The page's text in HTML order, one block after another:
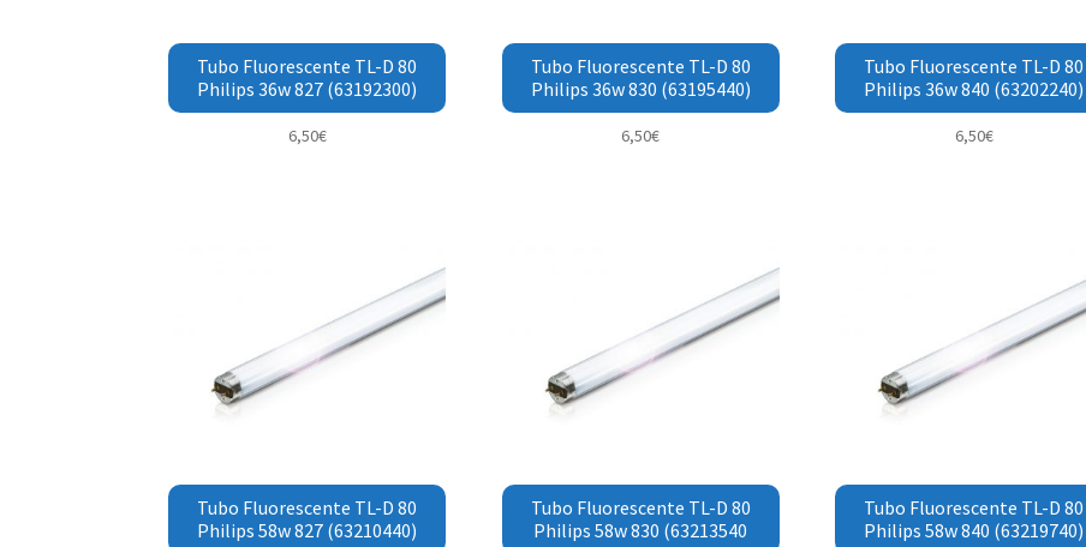
Tubo Fluorescente TL-D 80
Philips 36w 827 (63192300)
6,50€
Tubo Fluorescente TL-D 80
Philips 36w 830 (63195440)
6,50€
Tubo Fluorescente TL-D 80
Philips 36w 840 (63202240)
6,50€
Tubo Fluorescente TL-D 80
Philips 58w 827 (63210440)
Tubo Fluorescente TL-D 80
Philips 58w 830 (63213540
Tubo Fluorescente TL-D 80
Philips 58w 840 (63219740)